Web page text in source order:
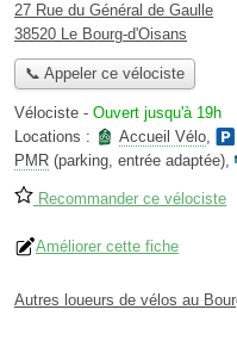
27 Rue du Général de Gaulle
38520 Le Bourg-d'Oisans
📞 Appeler ce vélociste
Vélociste - Ouvert jusqu'à 19h
Locations :
Accueil Vélo,
PMR (parking, entrée adaptée),
Recommander ce vélociste
Améliorer cette fiche
Autres loueurs de vélos au